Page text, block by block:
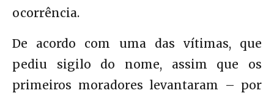
ocorrência.
De acordo com uma das vítimas, que
pediu sigilo do nome, assim que os
primeiros moradores levantaram – por